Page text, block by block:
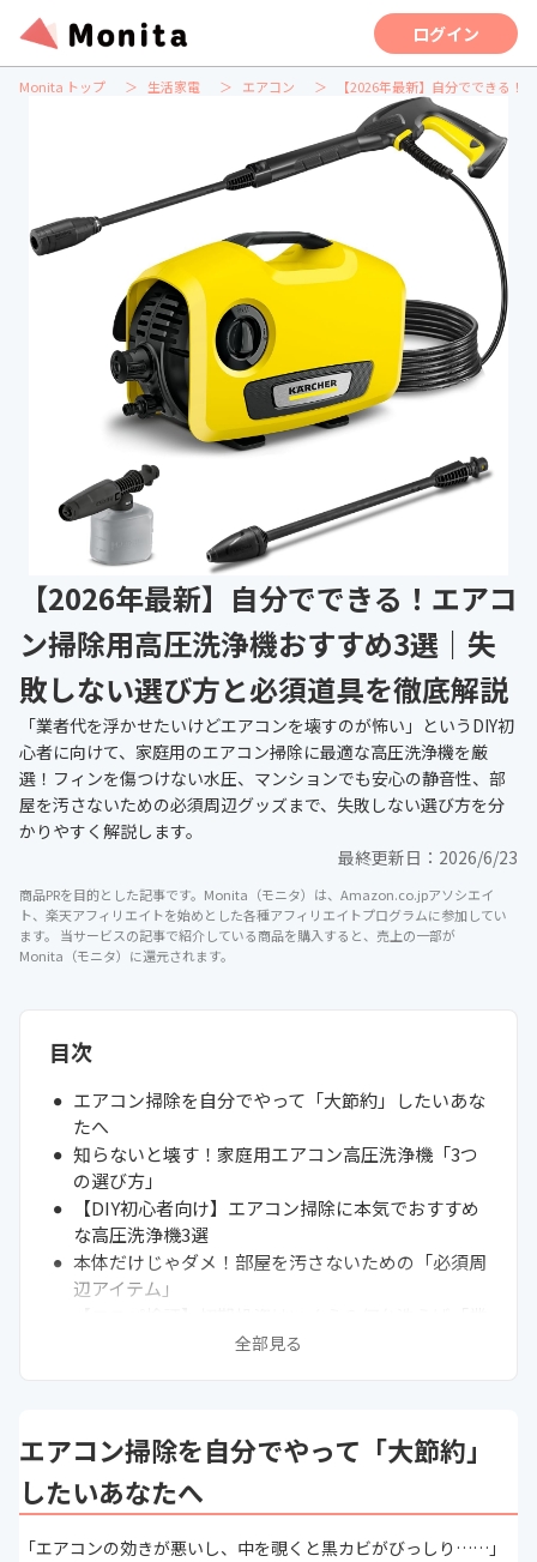
ログイン
Monita トップ 生活家電 エアコン 【2026年最新】自分でできる
【2026年最新】自分でできる！エアコ
ン掃除用高圧洗浄機おすすめ3選｜失
敗しない選び方と必須道具を徹底解説
「業者代を浮かせたいけどエアコンを壊すのが怖い」というDIY初
心者に向けて、家庭用のエアコン掃除に最適な高圧洗浄機を厳
選！フィンを傷つけない水圧、マンションでも安心の静音性、部
屋を汚さないための必須周辺グッズまで、失敗しない選び方を分
かりやすく解説します。
最終更新日： 2026/6/23
商品PRを目的とした記事です。Monita（モニタ）は、Amazon.co.jpアソシエイ
ト、楽天アフィリエイトを始めとした各種アフィリエイトプログラムに参加してい
ます。 当サービスの記事で紹介している商品を購入すると、売上の一部が
Monita（モニタ）に還元されます。
目次
エアコン掃除を自分でやって「大節約」したいあな
たへ
知らないと壊す！家庭用エアコン高圧洗浄機「3つ
の選び方」
【DIY初心者向け】エアコン掃除に本気でおすすめ
な高圧洗浄機3選
本体だけじゃダメ！部屋を汚さないための「必須周
辺アイテム」
者の元」が取れるのか
【徹底比較】市販のスプレーや園芸用噴霧器じゃダ
メ？「高圧洗浄機」が必要な決定的な理由
現行品を選べば、アフターサポートも安心！
全部見る
エアコン掃除を自分でやって「大節約」
したいあなたへ
「エアコンの効きが悪いし、中を覗くと黒カビがびっしり……」